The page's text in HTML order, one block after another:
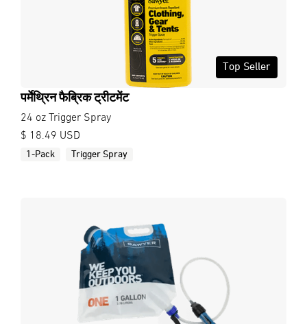
Top Seller
पर्मेथ्रिन फैब्रिक ट्रीटमेंट
24 oz Trigger Spray
$ 18.49 USD
1-Pack Trigger Spray